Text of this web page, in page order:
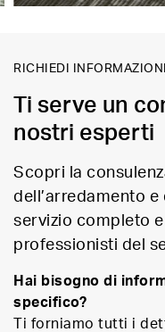
RICHIEDI INFORMAZIONI
Ti serve un
nostri esperti
Scopri la
dell’arredamento
servizio completo
professionisti del
Hai bisogno di
specifico?
Ti forniamo tutti i